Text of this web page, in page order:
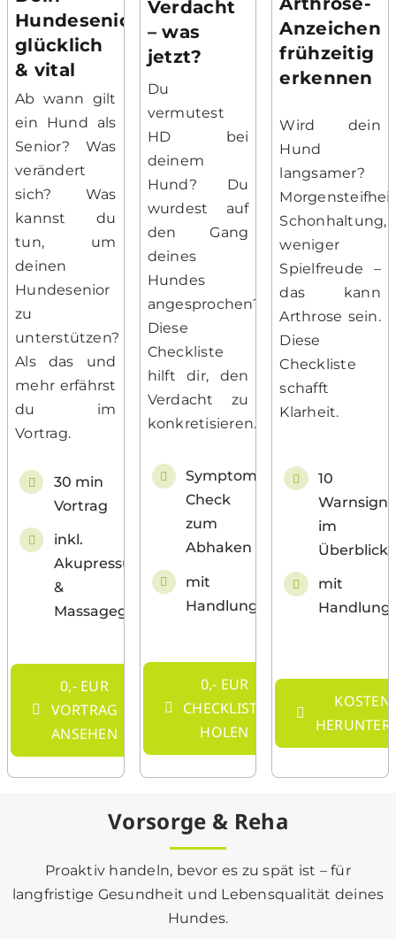
Hundesenior
glücklich
& vital
Ab wann gilt
ein Hund als
Senior? Was
verändert
sich? Was
kannst du
tun, um
deinen
Hundesenior
zu
unterstützen?
Als das und
mehr erfährst
du im
Vortrag.
30 min
Vortrag
inkl.
Akupressurpunkt
&
Massagegriff
0,- EUR
VORTRAG
ANSEHEN
Verdacht
– was
jetzt?
Du
vermutest
HD bei
deinem
Hund? Du
wurdest auf
den Gang
deines
Hundes
angesprochen?
Diese
Checkliste
hilft dir, den
Verdacht zu
konkretisieren.
Symptom-
Check
zum
Abhaken
mit
Handlungsempfehlung
0,- EUR
CHECKLISTE
HOLEN
Anzeichen
frühzeitig
erkennen
Wird dein
Hund
langsamer?
Schonhaltung,
weniger
Spielfreude –
das kann
Arthrose sein.
Diese
Checkliste
schafft
Klarheit.
10
im
Überblick
mit
Vorsorge & Reha
Proaktiv handeln, bevor es zu spät ist – für
langfristige Gesundheit und Lebensqualität deines
Hundes.